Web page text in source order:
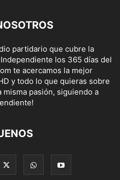
partidario que cubre la
los 365 días del
te acercamos la mejor
y todo lo que quieras sobre
misma pasión, siguiendo a